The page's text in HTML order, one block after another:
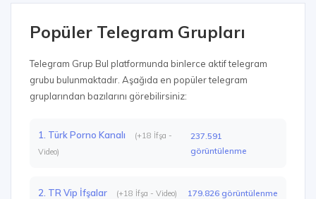
Popüler Telegram Grupları
Telegram Grup Bul platformunda binlerce aktif telegram
grubu bulunmaktadır. Aşağıda en popüler telegram
gruplarından bazılarını görebilirsiniz:
1. Türk Porno Kanalı
(+18 İfşa -
Video)
237.591
görüntülenme
2. TR Vip İfşalar (+18 İfşa - Video) 179.826 görüntülenme